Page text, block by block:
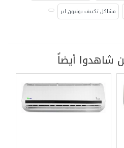
مشاكل تكييف يونيون اير
شاهدوا أيضاً